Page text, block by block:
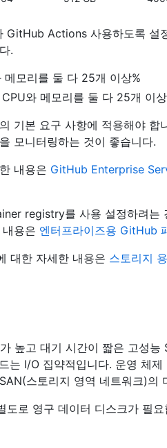
GitHub Actions 사용하도록
.
모리를 둘 다 25개 이상%
와 메모리를 둘 다 25개 이
기본 요구 사항에 적용해야 합
모니터링하는 것이 좋습니다.
내용은 GitHub Enterprise
registry를 사용 설정하려는
용은 엔터프라이즈용 GitHub
대한 자세한 내용은 스토리지
높고 대기 시간이 짧은 고성
는 I/O 집약적입니다. 운영 체
스토리지 영역 네트워크)의
도로 영구 데이터 디스크가 필